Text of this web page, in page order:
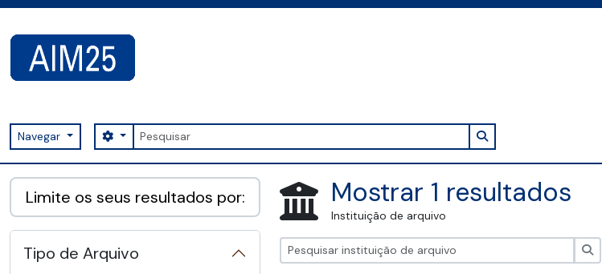
Navegar Pesquisar
Search options Search in browse page
AIM25 - AtoM 2.8.2
Limite os seus resultados por:
Tipo de Arquivo
Mostrar 1 resultados
Instituição de arquivo